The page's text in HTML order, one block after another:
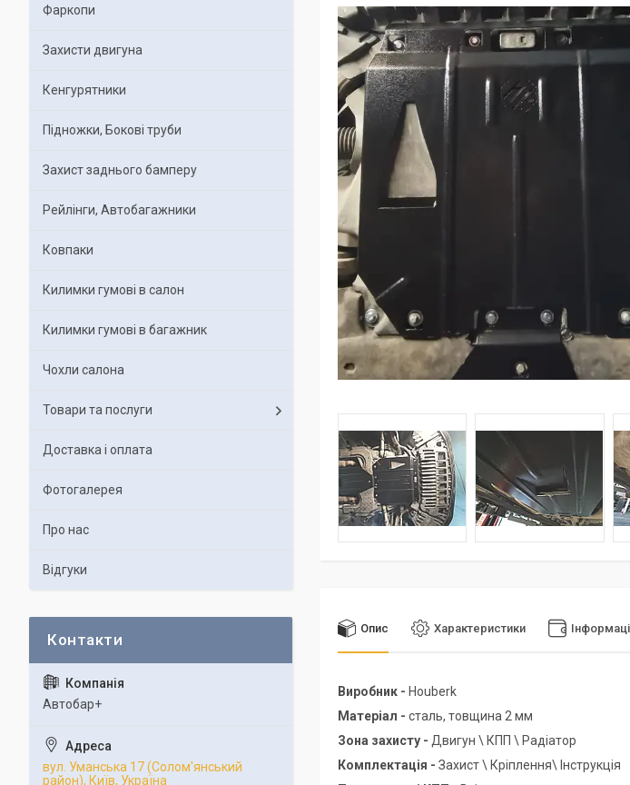
Опис Характеристики
Виробник - Houberk
Матеріал - сталь, товщина 2 мм
Зона захисту - Двигун \ КПП \ Радіатор
Комплектація - Захист \ Кріплення\ Інструкція
Фаркопи
Захисти двигуна
Кенгурятники
Підножки, Бокові труби
Захист заднього бамперу
Рейлінги, Автобагажники
Ковпаки
Килимки гумові в салон
Килимки гумові в багажник
Чохли салона
Товари та послуги
Доставка і оплата
Фотогалерея
Про нас
Відгуки
Автобар+
вул. Уманська 17 (Солом'янський
район), Київ, Україна